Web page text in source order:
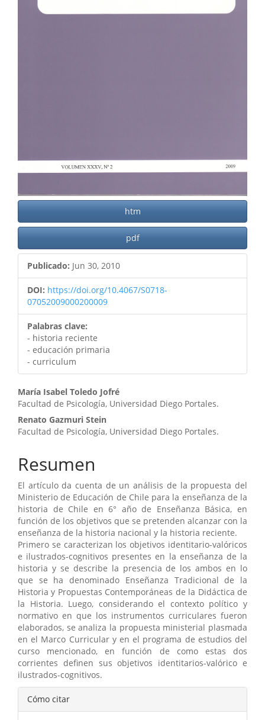
htm
pdf
Publicado: Jun 30, 2010
DOI: https://doi.org/10.4067/S0718-
07052009000200009
Palabras clave:
- historia reciente
- educación primaria
- curriculum
Contenido
principal
del
artículo
María Isabel Toledo Jofré
Facultad de Psicología, Universidad Diego Portales.
Renato Gazmuri Stein
Facultad de Psicología, Universidad Diego Portales.
Resumen
El artículo da cuenta de un análisis de la propuesta del
Ministerio de Educación de Chile para la enseñanza de la
historia de Chile en 6° año de Enseñanza Básica, en
función de los objetivos que se pretenden alcanzar con la
enseñanza de la historia nacional y la historia reciente.
Primero se caracterizan los objetivos identitario-valóricos
e ilustrados-cognitivos presentes en la enseñanza de la
historia y se describe la presencia de los ambos en lo
que se ha denominado Enseñanza Tradicional de la
Historia y Propuestas Contemporáneas de la Didáctica de
la Historia. Luego, considerando el contexto político y
normativo en que los instrumentos curriculares fueron
elaborados, se analiza la propuesta ministerial plasmada
en el Marco Curricular y en el programa de estudios del
curso mencionado, en función de como estas dos
corrientes definen sus objetivos identitarios-valórico e
ilustrados-cognitivos.
Detalles
Cómo citar